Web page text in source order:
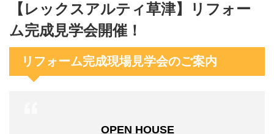
【レックスアルティ草津】リフォー
ム完成見学会開催！
リフォーム完成現場見学会のご案内
OPEN HOUSE